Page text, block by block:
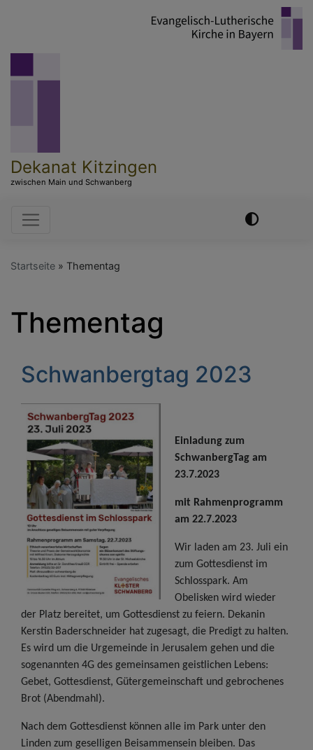
Dekanat Kitzingen
zwischen Main und Schwanberg
Hauptnavigation
Startseite Thementag
Thementag
Schwanbergtag 2023
Einladung zum
SchwanbergTag am
23.7.2023
mit Rahmenprogramm
am 22.7.2023
Wir laden am 23. Juli ein
zum Gottesdienst im
Schlosspark. Am
Obelisken wird wieder
der Platz bereitet, um Gottesdienst zu feiern. Dekanin
Kerstin Baderschneider hat zugesagt, die Predigt zu halten.
Es wird um die Urgemeinde in Jerusalem gehen und die
sogenannten 4G des gemeinsamen geistlichen Lebens:
Gebet, Gottesdienst, Gütergemeinschaft und gebrochenes
Brot (Abendmahl).
Nach dem Gottesdienst können alle im Park unter den
Linden zum geselligen Beisammensein bleiben. Das